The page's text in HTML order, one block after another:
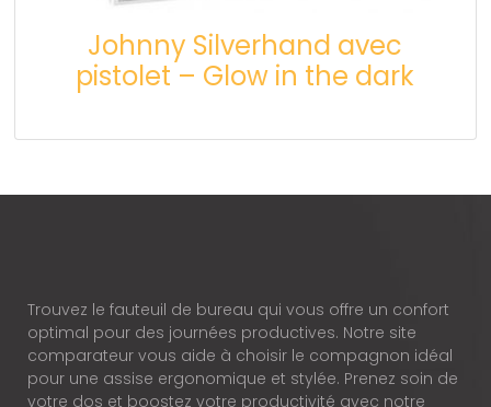
Johnny Silverhand avec
pistolet – Glow in the dark
Trouvez le fauteuil de bureau qui vous offre un confort
optimal pour des journées productives. Notre site
comparateur vous aide à choisir le compagnon idéal
pour une assise ergonomique et stylée. Prenez soin de
votre dos et boostez votre productivité avec notre